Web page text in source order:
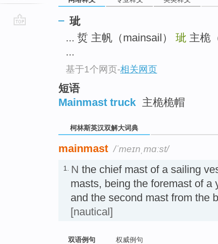
玼
... 烲 主帆（mainsail） 玼 主桅
...
基于1个网页-相关网页
短语
Mainmast truck 主桅桅帽
柯林斯英汉双解大词典
mainmast /ˈmeɪnˌmɑːst/
1. N the chief mast of a sailing
masts, being the foremast of a
and the second mast from the
[nautical]
双语例句 权威例句